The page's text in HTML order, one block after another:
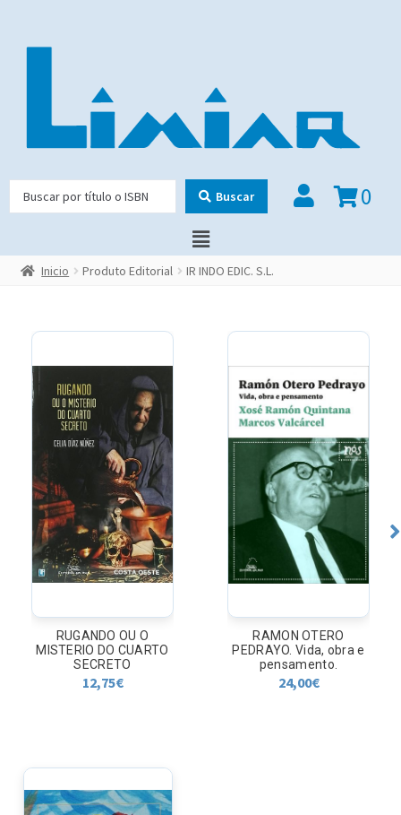
Buscar 0
Inicio Produto Editorial IR INDO EDIC. S.L.
RUGANDO OU O
MISTERIO DO CUARTO
SECRETO
12,75€
RAMON OTERO
PEDRAYO. Vida, obra e
pensamento.
24,00€